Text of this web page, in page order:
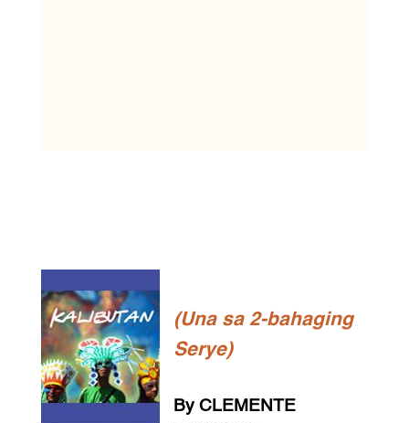
(Una sa 2-bahaging
Serye)
By CLEMENTE